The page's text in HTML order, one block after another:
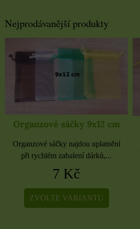
Nejprodávanější produkty
Organzové sáčky 9x12 cm
Organzové sáčky najdou uplatnění
při rychlém zabalení dárků,...
7 Kč
ZVOLTE VARIANTU